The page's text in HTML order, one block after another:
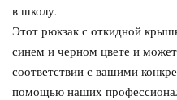
в школу.
Этот рюкзак с откидной
синем и черном цвете и
соответствии с вашими
помощью наших